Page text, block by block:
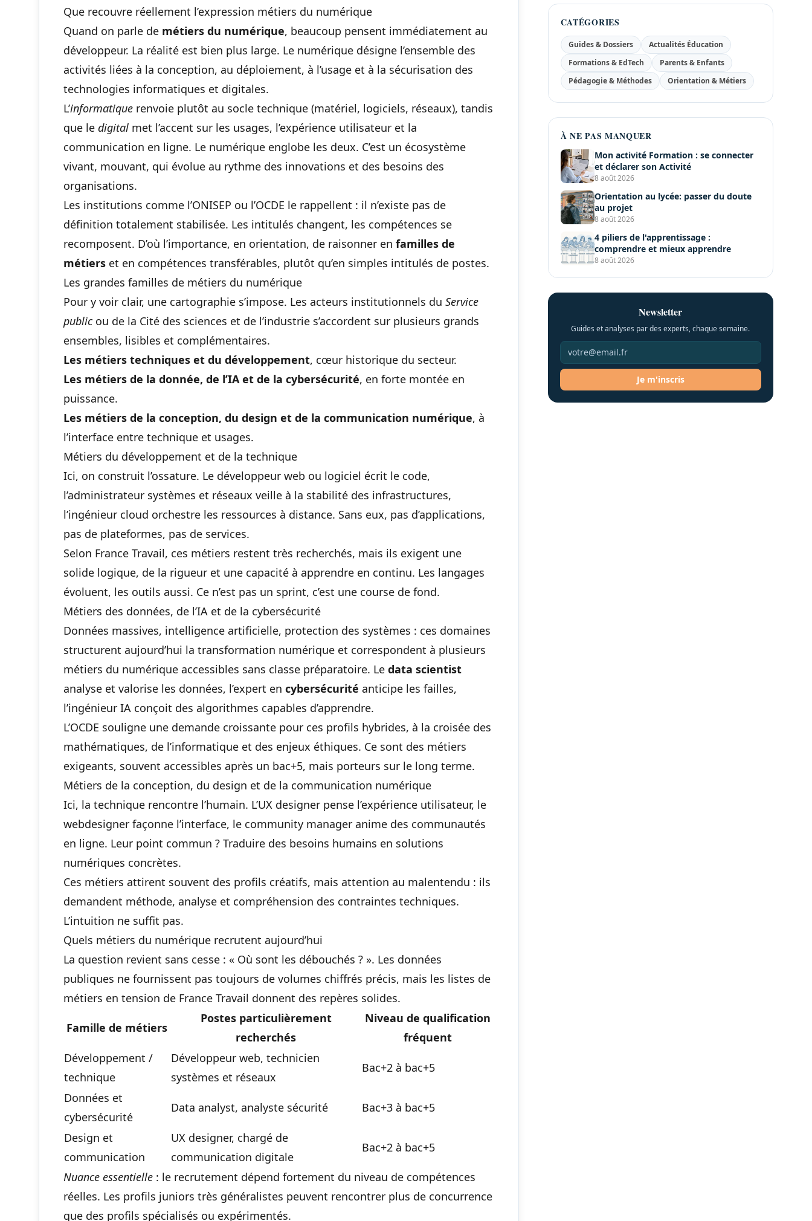
Que recouvre réellement l’expression métiers du numérique
Quand on parle de métiers du numérique, beaucoup pensent immédiatement au
développeur. La réalité est bien plus large. Le numérique désigne l’ensemble des
activités liées à la conception, au déploiement, à l’usage et à la sécurisation des
technologies informatiques et digitales.
L’informatique renvoie plutôt au socle technique (matériel, logiciels, réseaux), tandis
que le digital met l’accent sur les usages, l’expérience utilisateur et la
communication en ligne. Le numérique englobe les deux. C’est un écosystème
vivant, mouvant, qui évolue au rythme des innovations et des besoins des
organisations.
Les institutions comme l’ONISEP ou l’OCDE le rappellent : il n’existe pas de
définition totalement stabilisée. Les intitulés changent, les compétences se
recomposent. D’où l’importance, en orientation, de raisonner en familles de
métiers et en compétences transférables, plutôt qu’en simples intitulés de postes.
Les grandes familles de métiers du numérique
Pour y voir clair, une cartographie s’impose. Les acteurs institutionnels du Service
publicou de la Cité des sciences et de l’industrie s’accordent sur plusieurs grands
ensembles, lisibles et complémentaires.
Les métiers techniques et du développement, cœur historique du secteur.
Les métiers de la donnée, de l’IA et de la cybersécurité, en forte montée en
puissance.
Les métiers de la conception, du design et de la communication numérique, à
l’interface entre technique et usages.
Métiers du développement et de la technique
Ici, on construit l’ossature. Le développeur web ou logiciel écrit le code,
l’administrateur systèmes et réseaux veille à la stabilité des infrastructures,
l’ingénieur cloud orchestre les ressources à distance. Sans eux, pas d’applications,
pas de plateformes, pas de services.
Selon France Travail, ces métiers restent très recherchés, mais ils exigent une
solide logique, de la rigueur et une capacité à apprendre en continu. Les langages
évoluent, les outils aussi. Ce n’est pas un sprint, c’est une course de fond.
Métiers des données, de l’IA et de la cybersécurité
Données massives, intelligence artificielle, protection des systèmes : ces domaines
structurent aujourd’hui la transformation numérique et correspondent à plusieurs
métiers du numérique accessibles sans classe préparatoire. Le data scientist
analyse et valorise les données, l’expert en cybersécurité anticipe les failles,
l’ingénieur IA conçoit des algorithmes capables d’apprendre.
L’OCDE souligne une demande croissante pour ces profils hybrides, à la croisée des
mathématiques, de l’informatique et des enjeux éthiques. Ce sont des métiers
exigeants, souvent accessibles après un bac+5, mais porteurs sur le long terme.
Métiers de la conception, du design et de la communication numérique
Ici, la technique rencontre l’humain. L’UX designer pense l’expérience utilisateur, le
webdesigner façonne l’interface, le community manager anime des communautés
en ligne. Leur point commun ? Traduire des besoins humains en solutions
numériques concrètes.
Ces métiers attirent souvent des profils créatifs, mais attention au malentendu : ils
demandent méthode, analyse et compréhension des contraintes techniques.
L’intuition ne suffit pas.
Quels métiers du numérique recrutent aujourd’hui
La question revient sans cesse : « Où sont les débouchés ? ». Les données
publiques ne fournissent pas toujours de volumes chiffrés précis, mais les listes de
métiers en tension de France Travail donnent des repères solides.
Famille de métiers
Postes particulièrement
recherchés
Niveau de qualification
fréquent
Développement /
technique
Développeur web, technicien
systèmes et réseaux
Bac+2 à bac+5
Données et
cybersécurité
Data analyst, analyste sécurité Bac+3 à bac+5
Design et
communication
UX designer, chargé de
communication digitale
Bac+2 à bac+5
Nuance essentielle : le recrutement dépend fortement du niveau de compétences
réelles. Les profils juniors très généralistes peuvent rencontrer plus de concurrence
que des profils spécialisés ou expérimentés.
CATÉGORIES
Guides & Dossiers
Actualités Éducation
Formations & EdTech
Parents & Enfants
Pédagogie & Méthodes
Orientation & Métiers
À NE PAS MANQUER
Mon activité Formation : se connecter
et déclarer son Activité
8 août 2026
Orientation au lycée: passer du doute
au projet
8 août 2026
4 piliers de l'apprentissage :
comprendre et mieux apprendre
8 août 2026
Newsletter
Guides et analyses par des experts, chaque semaine.
Je m'inscris